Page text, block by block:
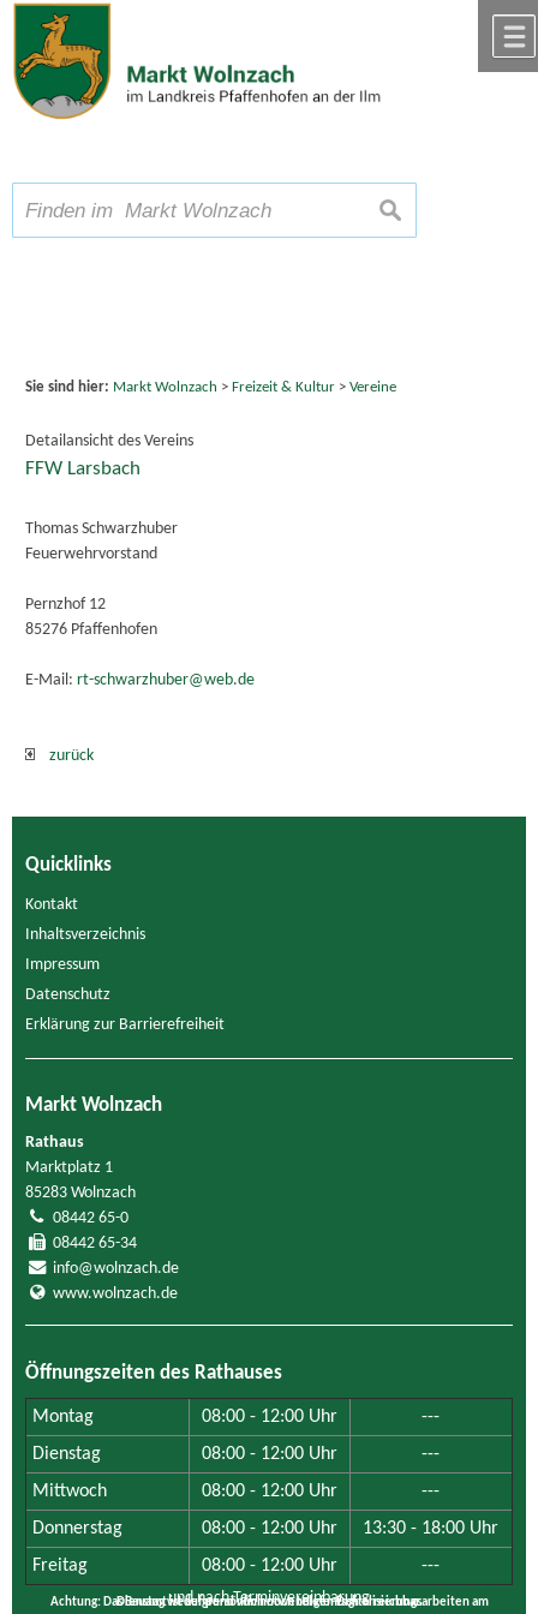
Zum Inhalt,zur Navigation
Schriftgröße A A A suchen
Sie sind hier: Markt Wolnzach > Freizeit & Kultur> Vereine
Detailansicht des Vereins
FFW Larsbach
Thomas Schwarzhuber
Feuerwehrvorstand
Pernzhof 12
85276 Pfaffenhofen
E-Mail: rt-schwarzhuber@web.de
zurück
Quicklinks
Kontakt
Inhaltsverzeichnis
Impressum
Datenschutz
Erklärung zur Barrierefreiheit
Markt Wolnzach
Rathaus
Marktplatz 1
85283 Wolnzach
08442 65-0
08442 65-34
info@wolnzach.de
www.wolnzach.de
Öffnungszeiten des Rathauses
Montag 08:00 - 12:00 Uhr
---
Dienstag
08:00 - 12:00 Uhr
---
Mittwoch
08:00 - 12:00 Uhr
---
Donnerstag
08:00 - 12:00 Uhr
13:30 - 18:00 Uhr
Freitag
08:00 - 12:00 Uhr ---
und nach Terminvereinbarung
Achtung: Das Bauamt ist aufgrund von notwendigen Digitalisierungsarbeiten am Dienstag weder persönlich noch telefonisch erreichbar.